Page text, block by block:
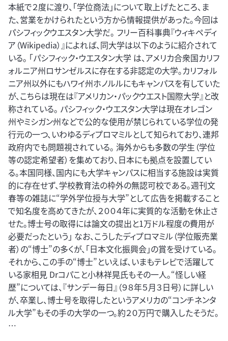
本紙で２度に渡り、「学位商法」について取上げたところ、ま
た、営業をかけられたという方から情報提供があった。今回は
パシフィックウエスタン大学だ。 フリー百科事典『ウィキペディ
ア（Wikipedia）』によれば、同大学は以下のように紹介されて
いる。 「パシフィック・ウエスタン大学 は、アメリカ合衆国カリフ
ォルニア州ロサンゼルスに存在する非認定の大学。カリフォル
ニア州以外にもハワイ州ホノルルにもキャンパスを有していた
が、こちらは現在は『アメリカン・パックウエスト国際大学』と改
称されている。 パシフィック・ウエスタン大学は現在オレゴン
州やミシガン州などで公的な使用が禁じられている学位の発
行元の一つ、いわゆるディプロマミルとして知られており、連邦
政府内でも問題視されている。 海外からも多数の学生（学位
等の認定希望者）を集めており、日本にも拠点を設置してい
る。本国同様、国内にも大学キャンパスに相当する施設は実質
的に存在せず、学校教育法の枠外の無認可校である。週刊文
春等の雑誌に“学外学位授与大学”として広告を掲載すること
で知名度を高めてきたが、２００４年に実質的な活動を休止さ
せた。博士号の取得には論文の提出と1万ドル程度の費用が
必要だったという」 なお、こうしたディプロマミル（学位販売業
者）の“博士”の多くが、「日本文化振興会」の賞を受けている。
それから、この手の“博士”といえば、いまもテレビで活躍して
いる家相見 Drコパこと小林祥晃氏もその一人。“怪しい経
歴”については、『サンデー毎日』（９８年５月３日号）に詳しい
が、卒業し、博士号を取得したというアメリカの“コンチネンタ
ル大学”もその手の大学の一つ。約２０万円で購入したそうだ。
…